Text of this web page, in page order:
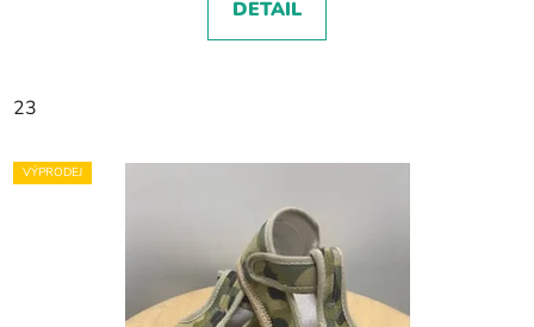
DETAIL
23
VÝPRODEJ